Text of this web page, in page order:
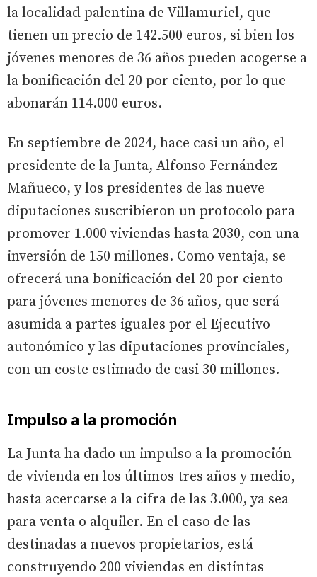
la localidad palentina de Villamuriel, que
tienen un precio de 142.500 euros, si bien los
jóvenes menores de 36 años pueden acogerse a
la bonificación del 20 por ciento, por lo que
abonarán 114.000 euros.
En septiembre de 2024, hace casi un año, el
presidente de la Junta, Alfonso Fernández
Mañueco, y los presidentes de las nueve
diputaciones suscribieron un protocolo para
promover 1.000 viviendas hasta 2030, con una
inversión de 150 millones. Como ventaja, se
ofrecerá una bonificación del 20 por ciento
para jóvenes menores de 36 años, que será
asumida a partes iguales por el Ejecutivo
autonómico y las diputaciones provinciales,
con un coste estimado de casi 30 millones.
Impulso a la promoción
La Junta ha dado un impulso a la promoción
de vivienda en los últimos tres años y medio,
hasta acercarse a la cifra de las 3.000, ya sea
para venta o alquiler. En el caso de las
destinadas a nuevos propietarios, está
construyendo 200 viviendas en distintas